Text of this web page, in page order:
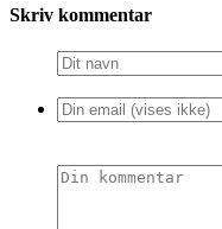
Skriv kommentar